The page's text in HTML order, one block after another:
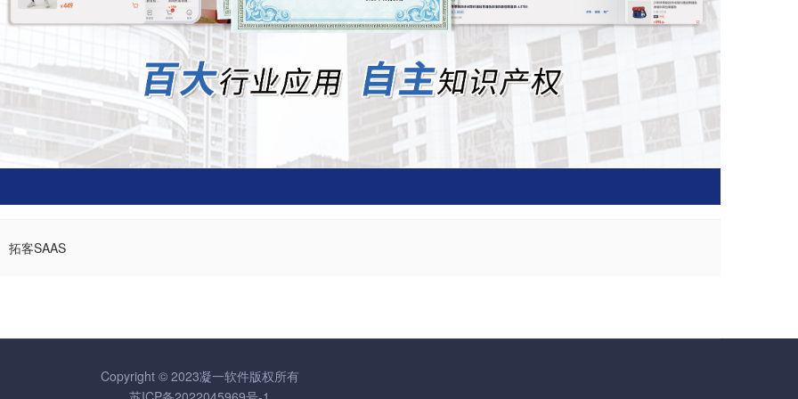
拓客SAAS
Copyright © 2023凝一软件版权所有